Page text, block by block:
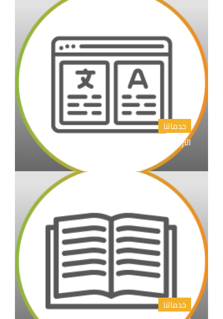
خدماتنا
الترجمة الأدبية والأكاديمية
خدماتنا